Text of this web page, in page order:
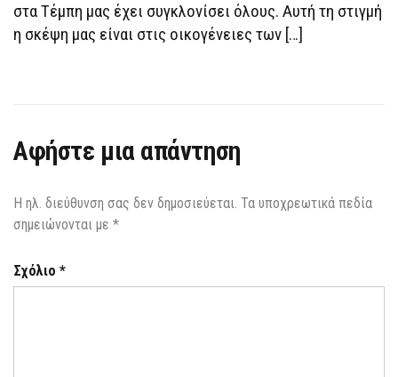
στα Τέμπη μας έχει συγκλονίσει όλους. Αυτή τη στιγμή
η σκέψη μας είναι στις οικογένειες των […]
Αφήστε μια απάντηση
Η ηλ. διεύθυνση σας δεν δημοσιεύεται. Τα υποχρεωτικά πεδία
σημειώνονται με *
Σχόλιο *